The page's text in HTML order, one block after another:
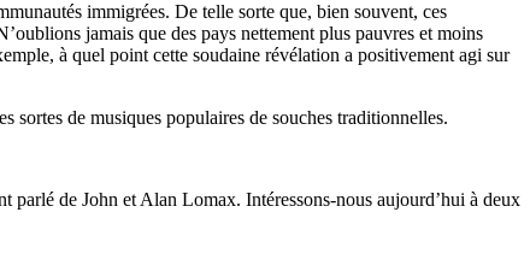
immigrées. De telle sorte que, bien souvent, ces
jamais que des pays nettement plus pauvres et moins
à quel point cette soudaine révélation a positivement agi sur
sortes de musiques populaires de souches traditionnelles.
parlé de John et Alan Lomax. Intéressons-nous aujourd’hui à deux